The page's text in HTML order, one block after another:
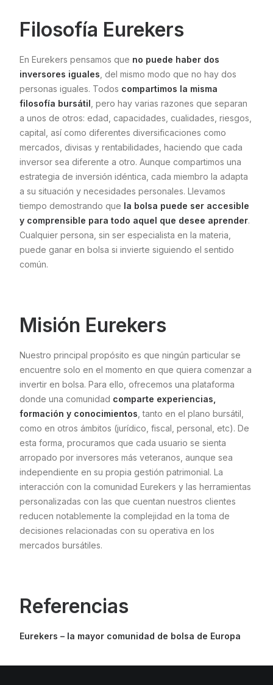
Filosofía Eurekers
En Eurekers pensamos que no puede haber dos
inversores iguales , del mismo modo que no hay dos
personas iguales. Todos compartimos la misma
filosofía bursátil , pero hay varias razones que separan
a unos de otros: edad, capacidades, cualidades, riesgos,
capital, así como diferentes diversificaciones como
mercados, divisas y rentabilidades, haciendo que cada
inversor sea diferente a otro. Aunque compartimos una
estrategia de inversión idéntica, cada miembro la adapta
a su situación y necesidades personales. Llevamos
tiempo demostrando que la bolsa puede ser accesible
y comprensible para todo aquel que desee aprender.
Cualquier persona, sin ser especialista en la materia,
puede ganar en bolsa si invierte siguiendo el sentido
común.
Misión Eurekers
Nuestro principal propósito es que ningún particular se
encuentre solo en el momento en que quiera comenzar a
invertir en bolsa. Para ello, ofrecemos una plataforma
donde una comunidad comparte experiencias,
formación y conocimientos , tanto en el plano bursátil,
como en otros ámbitos (jurídico, fiscal, personal, etc). De
esta forma, procuramos que cada usuario se sienta
arropado por inversores más veteranos, aunque sea
independiente en su propia gestión patrimonial. La
interacción con la comunidad Eurekers y las herramientas
personalizadas con las que cuentan nuestros clientes
reducen notablemente la complejidad en la toma de
decisiones relacionadas con su operativa en los
mercados bursátiles.
Referencias
Eurekers – la mayor comunidad de bolsa de Europa